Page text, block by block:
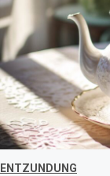
ENTZUNDUNG